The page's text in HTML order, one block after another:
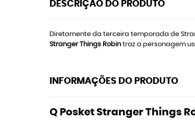
DESCRIÇÃO DO PRODUTO
Diretamente da terceira temporada de
Stranger Things Robin traz a personagem
INFORMAÇÕES DO PRODUTO
Q Posket Stranger Things